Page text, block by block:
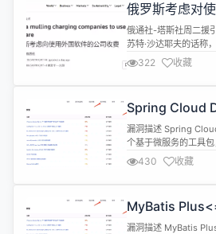
性能排行榜中，测...
俄罗斯考虑对
费
俄通社-塔斯社周二援
苏特·沙达耶夫的话称
并增强自身技术的目
国软件的国内公司收
取方式暂未透露。 西
总统普京也因此将实
本月初签署了一项法令
322 收藏
Spring Cloud
存在任意文件
漏洞描述 Spring
个基于微服务的工具
Kubernetes 中构建
SCDF中一个核心组
理应用程序的部署、
430 收藏
MyBatis
入漏洞
漏洞描述 MyBatis